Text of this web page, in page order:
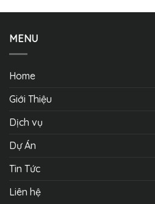
MENU
Home
Giới Thiệu
Dịch vụ
Dự Án
Tin Tức
Liên hệ